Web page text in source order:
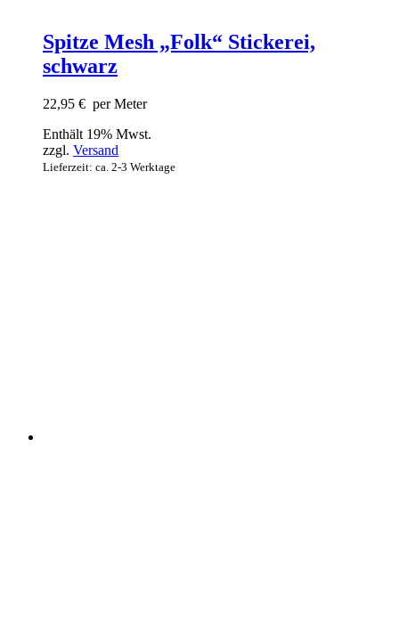
Spitze Mesh „Folk“ Stickerei,
schwarz
22,95 € per Meter
Enthält 19% Mwst.
zzgl. Versand
Lieferzeit: ca. 2-3 Werktage